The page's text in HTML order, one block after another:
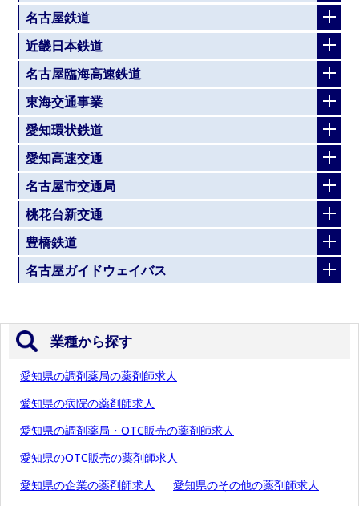
名古屋鉄道
近畿日本鉄道
名古屋臨海高速鉄道
東海交通事業
愛知環状鉄道
愛知高速交通
名古屋市交通局
桃花台新交通
豊橋鉄道
名古屋ガイドウェイバス
業種から探す
愛知県の調剤薬局の薬剤師求人
愛知県の病院の薬剤師求人
愛知県の調剤薬局・OTC販売の薬剤師求人
愛知県のOTC販売の薬剤師求人
愛知県の企業の薬剤師求人 愛知県のその他の薬剤師求人